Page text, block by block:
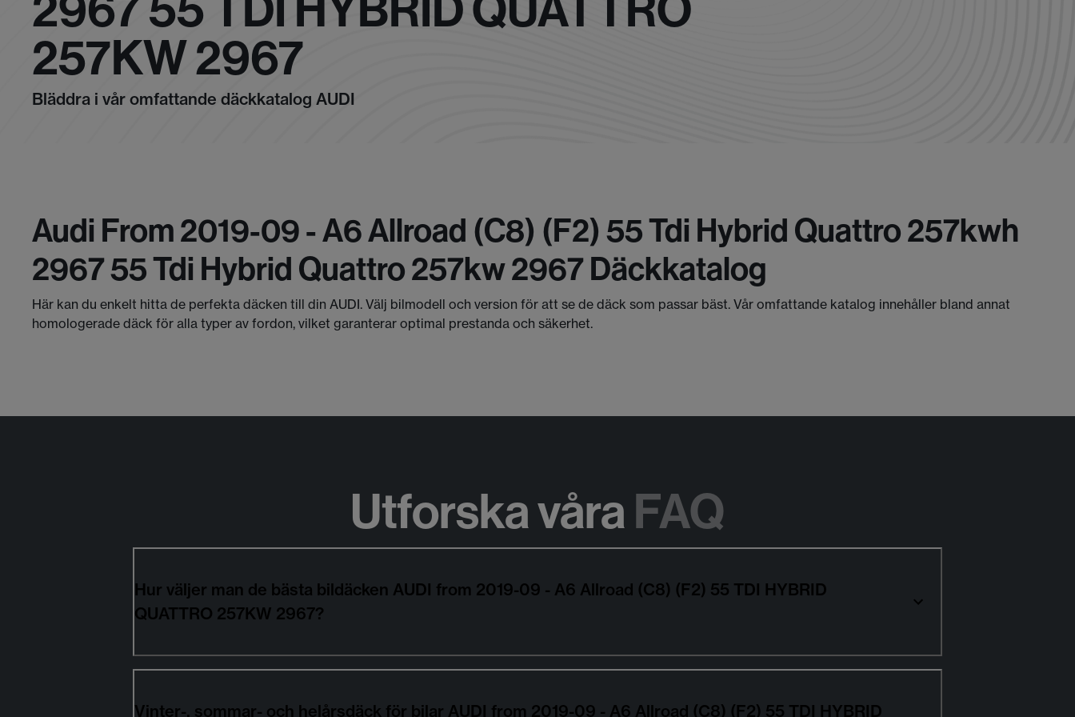
257KW 2967
Bläddra i vår omfattande däckkatalog AUDI
Audi From 2019-09 - A6 Allroad (c8) (f2) 55 Tdi Hybrid Quattro 257kwh
2967 55 Tdi Hybrid Quattro 257kw 2967 Däckkatalog
Här kan du enkelt hitta de perfekta däcken till din AUDI. Välj bilmodell och version för att se de däck som passar bäst. Vår omfattande katalog innehåller bland annat
homologerade däck för alla typer av fordon, vilket garanterar optimal prestanda och säkerhet.
Utforska våraFAQ
Hur väljer man de bästa bildäcken AUDI from 2019-09 - A6 Allroad (C8) (F2) 55 TDI HYBRID
QUATTRO 257KW 2967?
Vinter-, sommar- och helårsdäck för bilar AUDI from 2019-09 - A6 Allroad (C8) (F2) 55 TDI HYBRID